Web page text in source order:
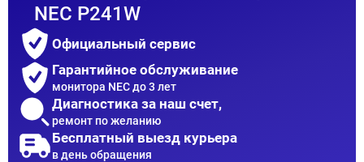
NEC P241W
Официальный сервис
Гарантийное обслуживание
монитора NEC до 3 лет
Диагностика за наш счет,
ремонт по желанию
Бесплатный выезд курьера
в день обращения